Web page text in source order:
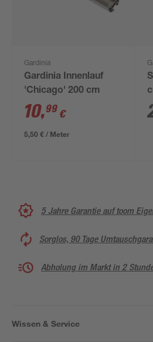
Gardinia
Gardinia Innenlauf
'Chicago' 200 cm
10,99 €
5,50 € / Meter
5 Jahre Garantie auf toom
Sorglos, 90 Tage
Abholung im Markt in 2
Wissen & Service